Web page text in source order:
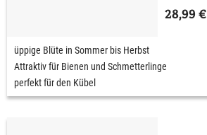
28,99 €
üppige Blüte in Sommer bis Herbst
Attraktiv für Bienen und Schmetterlinge
perfekt für den Kübel